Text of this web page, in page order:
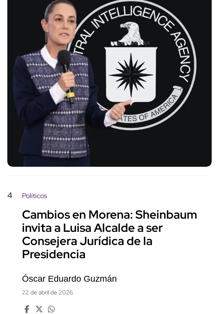
4 Políticos
Cambios en Morena: Sheinbaum
invita a Luisa Alcalde a ser
Consejera Jurídica de la
Presidencia
Óscar Eduardo Guzmán
22 de abril de 2026